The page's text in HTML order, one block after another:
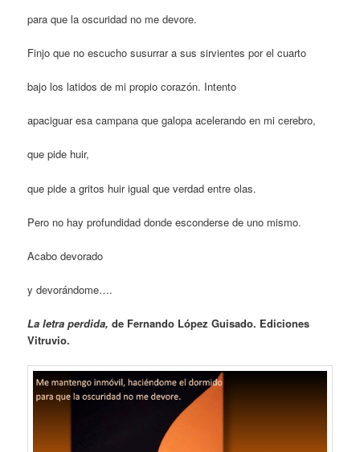
para que la oscuridad no me devore.
Finjo que no escucho susurrar a sus sirvientes por el cuarto
bajo los latidos de mi propio corazón. Intento
apaciguar esa campana que galopa acelerando en mi cerebro,
que pide huir,
que pide a gritos huir igual que verdad entre olas.
Pero no hay profundidad donde esconderse de uno mismo.
Acabo devorado
y devorándome….
La letra perdida, de Fernando López Guisado. Ediciones
Vitruvio.